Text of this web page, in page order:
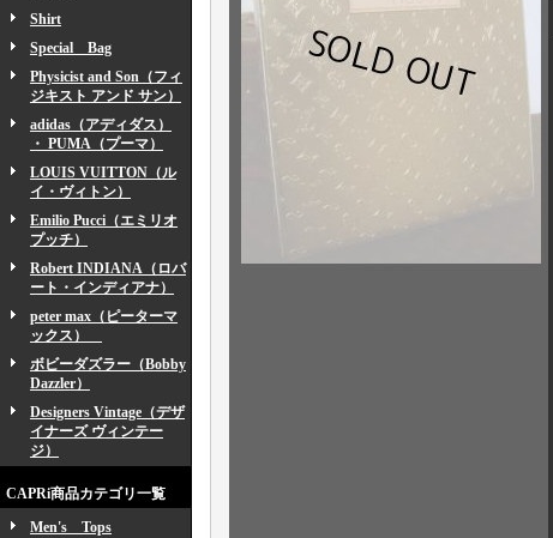
Shirt
Special Bag
Physicist and Son（フィ
ジキスト アンド サン）
adidas（アディダス）
・ PUMA（プーマ）
LOUIS VUITTON（ル
イ・ヴィトン）
Emilio Pucci（エミリオ
プッチ）
Robert INDIANA（ロバ
ート・インディアナ）
peter max（ピーターマ
ックス）
ボビーダズラー（Bobby
Dazzler）
Designers Vintage（デザ
イナーズ ヴィンテー
ジ）
CAPRi商品カテゴリ一覧
Men's Tops